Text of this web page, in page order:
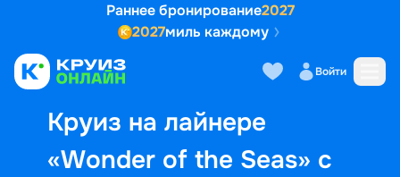
Раннее бронирование2027
2027миль каждому
Войти
Круиз на лайнере
«Wonder of the Seas» с
Выбор кают Маршрут и